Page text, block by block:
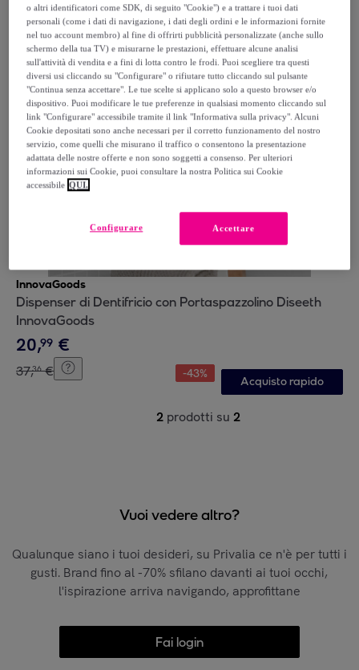
InnovaGoods
Dispenser di Dentifricio con Portaspazzolino Diseeth
InnovaGoods
20,99 €
37,36 € -43%
Acquisto rapido
2 prodotti su 2
Vuoi vedere altro?
Qualunque siano i tuoi desideri, su Privalia ce n'è per tutti i
gusti. Brand fino al -70% sfilano davanti ai tuoi occhi,
l'ispirazione arriva navigando, approfittane
Fai login
o altri identificatori come SDK, di seguito "Cookie") e a trattare i tuoi dati
personali (come i dati di navigazione, i dati degli ordini e le informazioni fornite
nel tuo account membro) al fine di offrirti pubblicità personalizzate (anche sullo
schermo della tua TV) e misurarne le prestazioni, effettuare alcune analisi
sull'attività di vendita e a fini di lotta contro le frodi. Puoi scegliere tra questi
diversi usi cliccando su "Configurare" o rifiutare tutto cliccando sul pulsante
"Continua senza accettare". Le tue scelte si applicano solo a questo browser e/o
dispositivo. Puoi modificare le tue preferenze in qualsiasi momento cliccando sul
link "Configurare" accessibile tramite il link "Informativa sulla privacy". Alcuni
Cookie depositati sono anche necessari per il corretto funzionamento del nostro
servizio, come quelli che misurano il traffico o consentono la presentazione
adattata delle nostre offerte e non sono soggetti a consenso. Per ulteriori
informazioni sui Cookie, puoi consultare la nostra Politica sui Cookie
accessibile QUI.
Accettare
Configurare